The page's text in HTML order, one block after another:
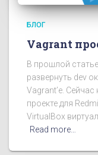
БЛОГ
Vagrant
В прошлой
развернуть dev
Vagrant’e.
проекте для
VirtualBox
Read more…